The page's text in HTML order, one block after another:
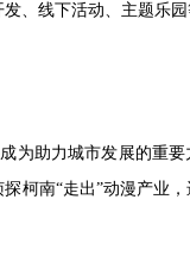
、线下活动、主题乐
为助力城市发展的重
柯南“走出”动漫产业